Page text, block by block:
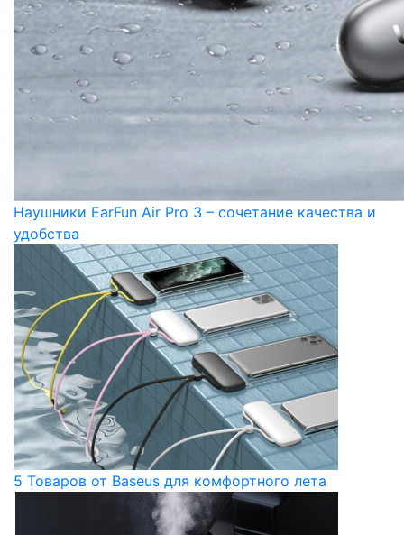
Наушники EarFun Air Pro 3 – сочетание качества и
удобства
5 Товаров от Baseus для комфортного лета